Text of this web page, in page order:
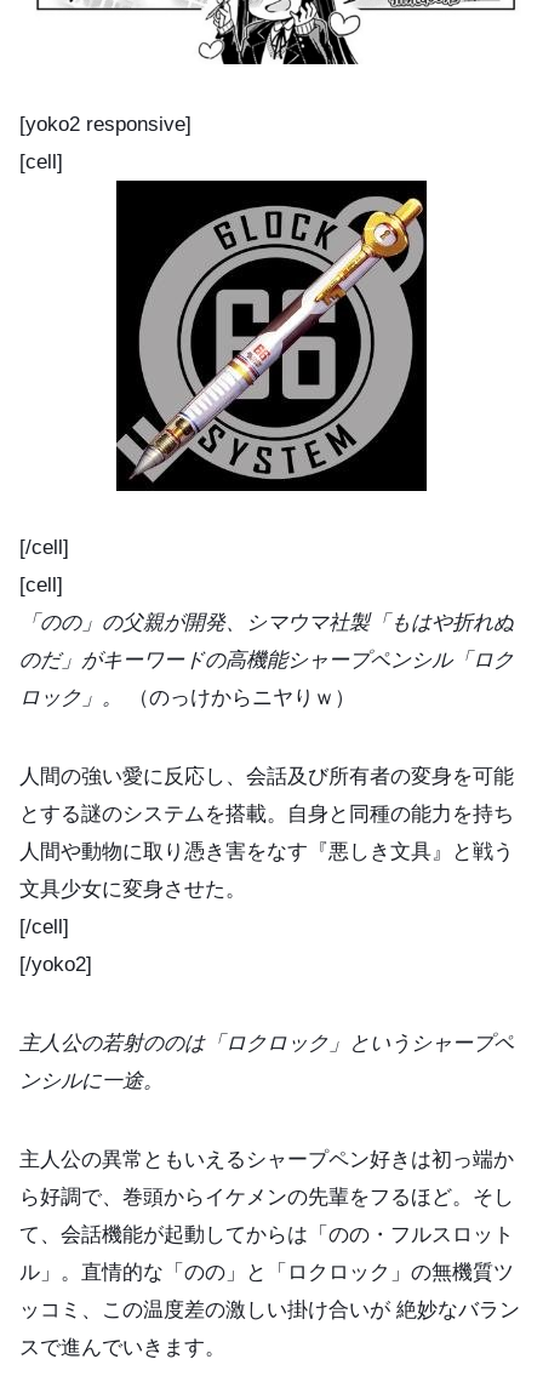
[yoko2 responsive]
[cell]
[/cell]
[cell]
「のの」の父親が開発、シマウマ社製「もはや折れぬ
のだ」がキーワードの高機能シャープペンシル「ロク
ロック」。
（のっけからニヤりｗ）
人間の強い愛に反応し、会話及び所有者の変身を可能
とする謎のシステムを搭載。自身と同種の能力を持ち
人間や動物に取り憑き害をなす『悪しき文具』と戦う
文具少女に変身させた。
[/cell]
[/yoko2]
主人公の若射ののは「ロクロック」というシャープペ
ンシルに一途。
主人公の異常ともいえるシャープペン好きは初っ端か
ら好調で、巻頭からイケメンの先輩をフるほど。そし
て、会話機能が起動してからは「のの・フルスロット
ル」。直情的な「のの」と「ロクロック」の無機質ツ
ッコミ、この温度差の激しい掛け合いが 絶妙なバラン
スで進んでいきます。